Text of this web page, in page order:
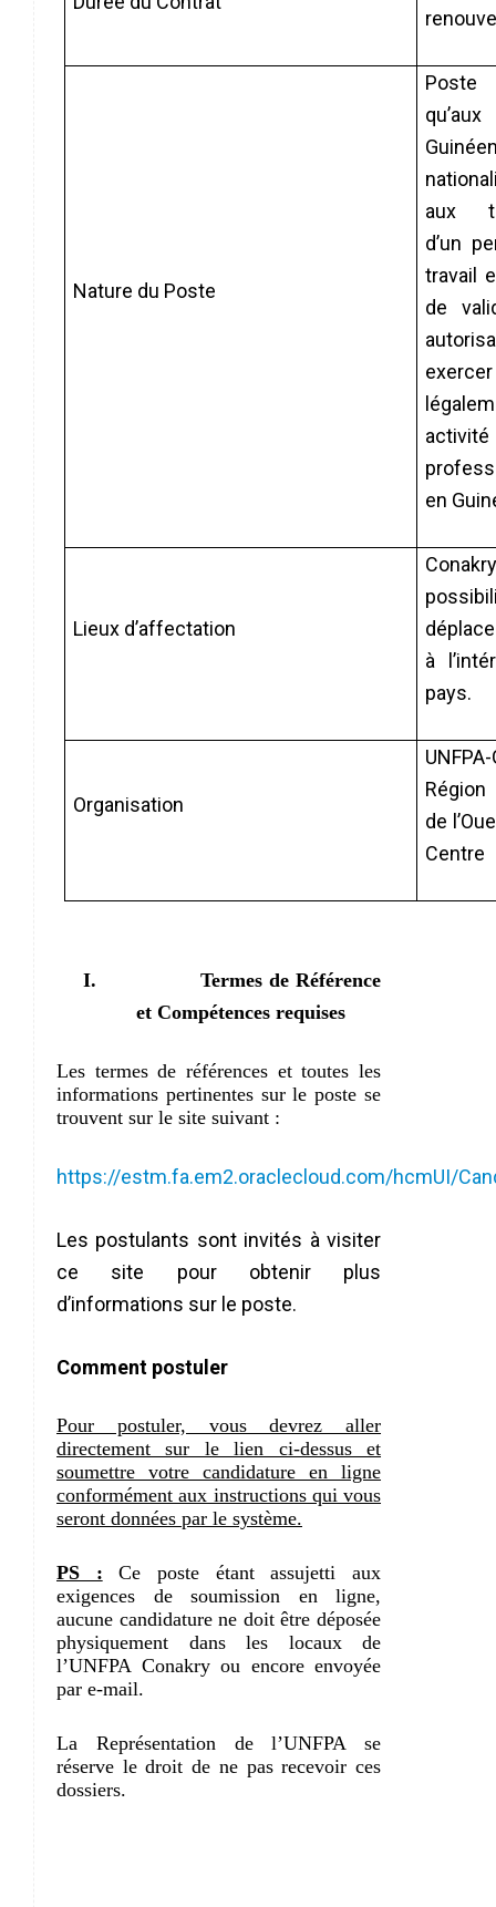
Nature du Poste
Poste
qu’aux
aux
d’un
travail
de
exercer
activité
en
Lieux d’affectation
à
pays.
Organisation
de
Centre
I.
Termes de Référence
et Compétences requises
Les termes de références et toutes les
informations pertinentes sur le poste se
trouvent sur le site suivant :
https://estm.fa.em2.oraclecloud.com/hcmUI/
Les postulants sont invités à visiter
ce site pour obtenir plus
d’informations sur le poste.
Comment postuler
Pour postuler, vous devrez aller
directement sur le lien ci-dessus et
soumettre votre candidature en ligne
conformément aux instructions qui vous
seront données par le système.
PS : Ce poste étant assujetti aux
exigences de soumission en ligne,
aucune candidature ne doit être déposée
physiquement dans les locaux de
l’UNFPA Conakry ou encore envoyée
par e-mail.
La Représentation de l’UNFPA se
réserve le droit de ne pas recevoir ces
dossiers.